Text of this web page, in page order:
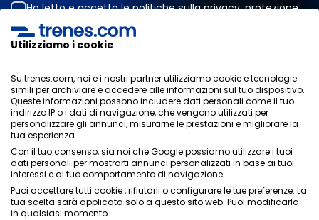
Ho letto e accetto lepolitiche sulla privacy,protezione
dei dati
Informativa sulla privacy
Condizioni generali
Politica sui cookies
Politica di sicurezza
Contatti
Utilizziamo i cookie
Su trenes.com, noi e i nostri partner utilizziamo cookie e tecnologie
simili per archiviare e accedere alle informazioni sul tuo dispositivo.
Queste informazioni possono includere dati personali come il tuo
indirizzo IP o i dati di navigazione, che vengono utilizzati per
personalizzare gli annunci, misurarne le prestazioni e migliorare la
tua esperienza.
Con il tuo consenso, sia noi che Google possiamo utilizzare i tuoi
dati personali per mostrarti annunci personalizzati in base ai tuoi
interessi e al tuo comportamento di navigazione.
Puoi accettare tutti cookie , rifiutarli o configurare le tue preferenze. La
tua scelta sarà applicata solo a questo sito web. Puoi modificarla
in qualsiasi momento.